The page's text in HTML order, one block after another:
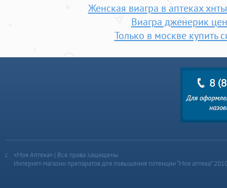
Женская виагра в аптеках
Виагра дженерик
Только в москве купить
«Моя Аптека» | Все права защищены
Интернет-магазин препаратов для повышения потенции “Моя аптека”